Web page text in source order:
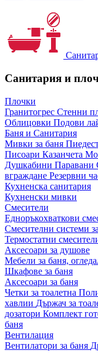
Санитария и
Плочки
Гранитогрес Стенни
Облицовки Подови
Баня и Санитария
Мивки за баня
Писоари Казанчета
Душкабини Паравани
вграждане Резервни
Кухненска санитария
Кухненски мивки
Смесители
Едноръкохваткови
Смесителни системи
Термостатни
Аксесоари за душове
Мебели за баня,
Шкафове за баня
Аксесоари за баня
Четки за тоалетна
хавлии Държач за
дозатори Комплект
баня
Вентилация
Вентилатори за баня